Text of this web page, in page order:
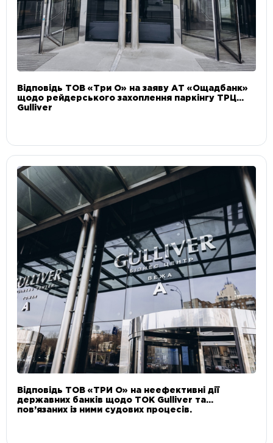
Відповідь ТОВ «Три О» на заяву АТ «Ощадбанк»
щодо рейдерського захоплення паркінгу ТРЦ
Gulliver
Відповідь ТОВ «ТРИ О» на неефективні дії
державних банків щодо ТОК Gulliver та
пов’язаних із ними судових процесів.